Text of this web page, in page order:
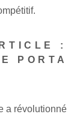
:
PORTA
a révolutionné